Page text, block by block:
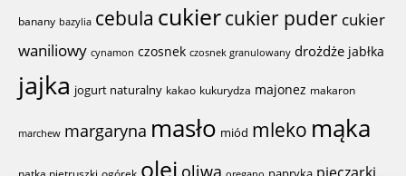
banany bazylia cebula cukiercukier puder cukier
waniliowy cynamon czosnek czosnek granulowany drożdże jabłka
jajka jogurt naturalny kakao kukurydza majonez makaron
marchew margaryna masło miód mleko mąka
olej oliwa